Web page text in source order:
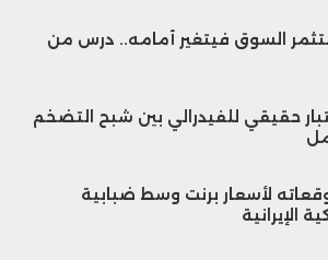
السوق فيتغير أمامه.. درس من
حقيقي للفيدرالي بين شبح التضخم
لأسعار برنت وسط ضبابية
الإيرانية